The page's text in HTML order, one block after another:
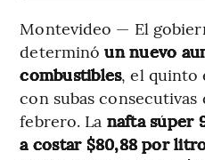
Montevideo — El
determinóun nuevo
combustibles, el quinto
con subas
febrero. La nafta súper
a costar $80,88 por